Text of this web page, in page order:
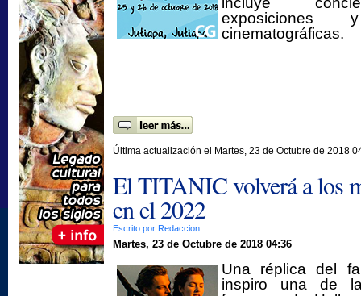
exposiciones
cinematográficas.
Última actualización el Martes, 23 de Octubre de 2018
El TITANIC volverá a los
en el 2022
Escrito por Redaccion
Martes, 23 de Octubre de 2018 04:36
Una réplica del
inspiro una de